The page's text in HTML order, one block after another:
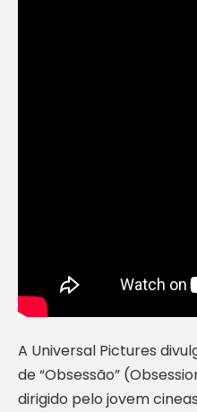
A Universal Pictures
de “Obsessão”
dirigido pelo jovem